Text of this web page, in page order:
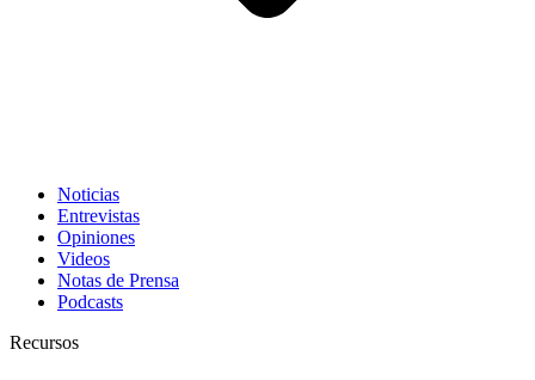
Noticias
Entrevistas
Opiniones
Videos
Notas de Prensa
Podcasts
Recursos